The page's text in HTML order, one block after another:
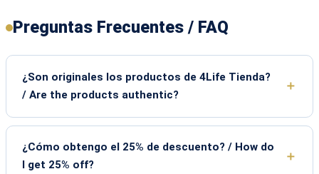
Preguntas Frecuentes / FAQ
¿Son originales los productos de 4Life Tienda?
/ Are the products authentic?
¿Cómo obtengo el 25% de descuento? / How do
I get 25% off?